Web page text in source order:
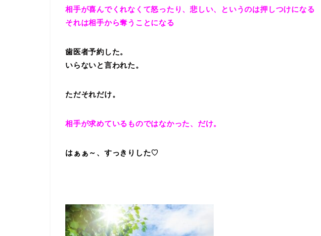
相手が喜んでくれなくて怒ったり、悲しい、というのは押しつけになる
それは相手から奪うことになる
歯医者予約した。
いらないと言われた。
ただそれだけ。
相手が求めているものではなかった、だけ。
はぁぁ～、すっきりした♡